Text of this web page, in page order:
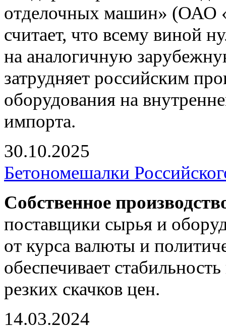
отделочных машин»
считает, что всему виной
на аналогичную
затрудняет российским
оборудования на
импорта.
30.10.2025
Бетономешалки
Собственное
поставщики сырья и
от курса валюты и
обеспечивает
резких скачков цен.
14.03.2024